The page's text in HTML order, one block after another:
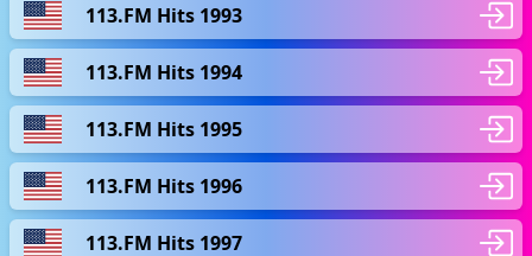
113.FM Hits 1993
113.FM Hits 1994
113.FM Hits 1995
113.FM Hits 1996
113.FM Hits 1997